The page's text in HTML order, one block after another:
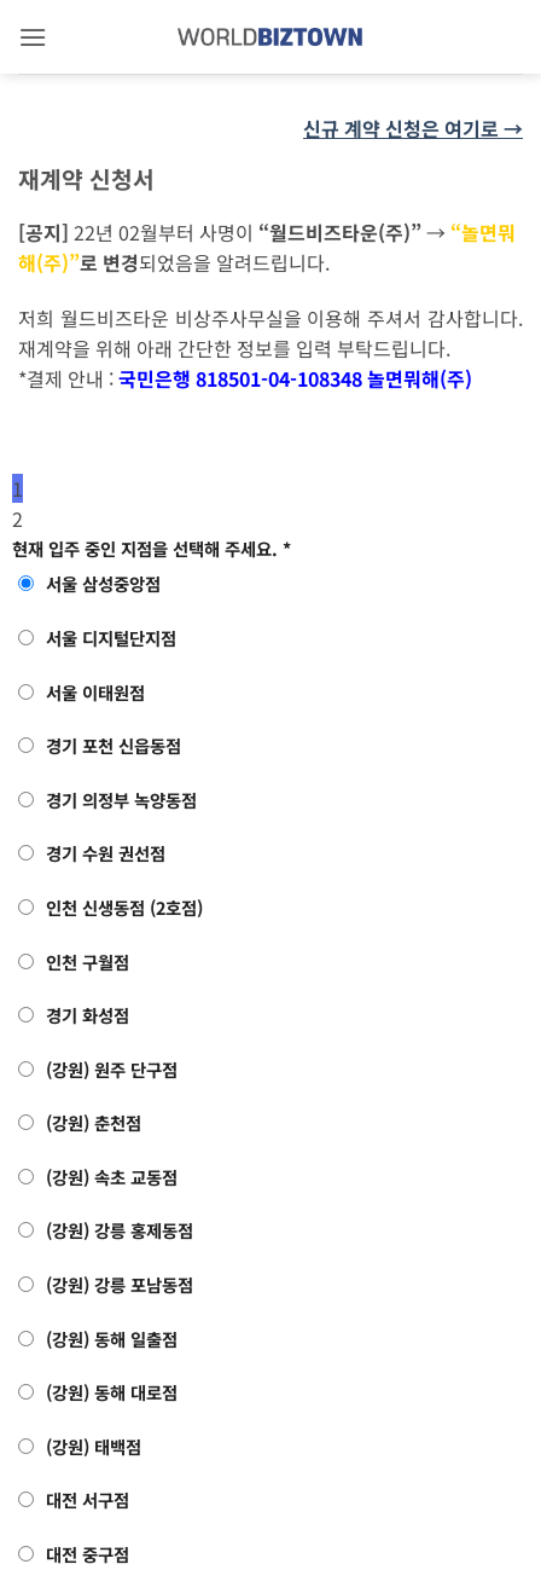
content
신규 계약 신청은 여기로 →
재계약 신청서
[공지] 22년 02월부터 사명이 “월드비즈타운(주)”→ “놀면뭐
해(주)”로 변경되었음을 알려드립니다.
저희 월드비즈타운 비상주사무실을 이용해 주셔서 감사합니다.
재계약을 위해 아래 간단한 정보를 입력 부탁드립니다.
*결제 안내 :국민은행 818501-04-108348 놀면뭐해(주)
1
2
현재 입주 중인 지점을 선택해 주세요. *
서울 삼성중앙점
서울 디지털단지점
서울 이태원점
경기 포천 신읍동점
경기 의정부 녹양동점
경기 수원 권선점
인천 신생동점 (2호점)
인천 구월점
경기 화성점
(강원) 원주 단구점
(강원) 춘천점
(강원) 속초 교동점
(강원) 강릉 홍제동점
(강원) 강릉 포남동점
(강원) 동해 일출점
(강원) 동해 대로점
(강원) 태백점
대전 서구점
대전 중구점